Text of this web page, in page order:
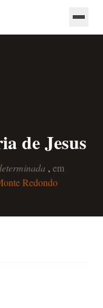
de Jesus
, em
Redondo